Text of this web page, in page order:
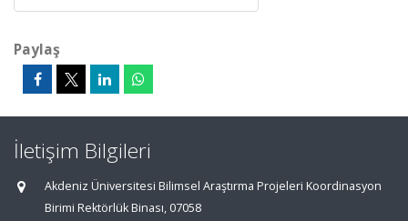
Paylaş
İletişim Bilgileri
Akdeniz Üniversitesi Bilimsel Araştırma Projeleri Koordinasyon
Birimi Rektörlük Binası, 07058